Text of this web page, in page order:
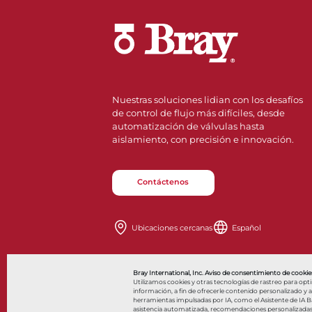
Bray International, Inc. Aviso de consentimiento de
Utilizamos cookies y otras tecnologías de rastreo para
información, a fin de ofrecerle contenido personalizado y
herramientas impulsadas por IA, como el Asistente de IA
asistencia automatizada, recomendaciones
Nuestras soluciones lidian con los desafíos
de control de flujo más difíciles, desde
automatización de válvulas hasta
aislamiento, con precisión e innovación.
Contáctenos
Ubicaciones cercanas Español
Also of Interest